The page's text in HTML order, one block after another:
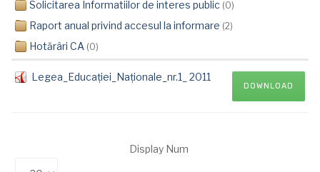
Solicitarea Informatiilor de interes public (0)
Raport anual privind accesul la informare (2)
Hotărâri CA (0)
Legea_Educației_Naționale_nr.1_ 2011
DOWNLOAD
Display Num